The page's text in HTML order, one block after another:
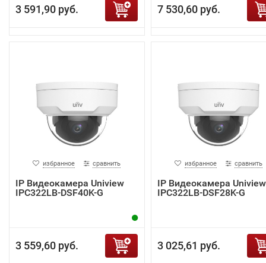
3 591,90 руб. 7 530,60 руб.
избранное сравнить
IP Видеокамера Uniview
IPC322LB-DSF40K-G
3 559,60 руб.
избранное сравнить
IP Видеокамера Uniview
IPC322LB-DSF28K-G
3 025,61 руб.